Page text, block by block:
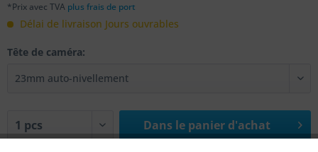
*Prix avec TVA plus frais de port
Délai de livraison Jours ouvrables
Tête de caméra:
Dans le panier d'achat